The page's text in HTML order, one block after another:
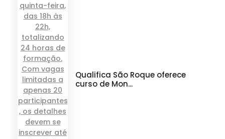
Qualifica São Roque oferece
curso de Mon...